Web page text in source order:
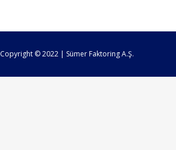
Copyright © 2022 | Sümer Faktoring A.Ş.